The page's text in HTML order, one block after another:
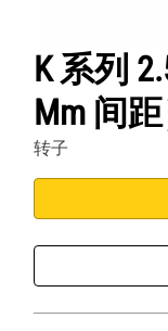
K 系列
Mm 间距
转子